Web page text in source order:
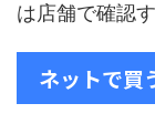
は店舗で確認
ネットで買